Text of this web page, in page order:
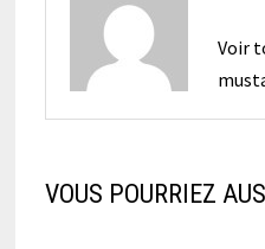
Voir
VOUS POURRIEZ